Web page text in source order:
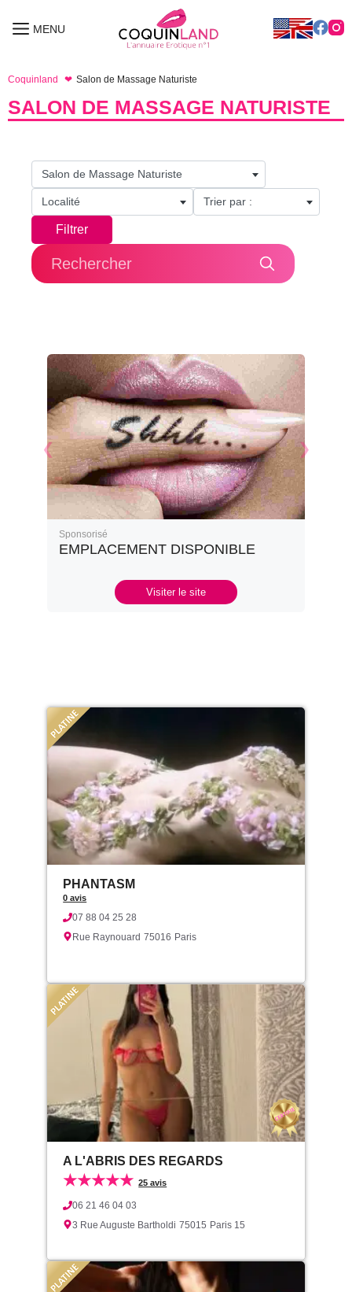
MENU
MENU
Coquinland Salon de Massage Naturiste
SALON DE MASSAGE NATURISTE
Salon de Massage Naturiste
Localité Trier par :
Filtrer
Sponsorisé
EMPLACEMENT DISPONIBLE
Visiter le site
PHANTASM
0 avis
07 88 04 25 28
Rue Raynouard 75016 Paris
A L'ABRIS DES REGARDS
★★★★★25 avis
06 21 46 04 03
3 Rue Auguste Bartholdi 75015 Paris 15